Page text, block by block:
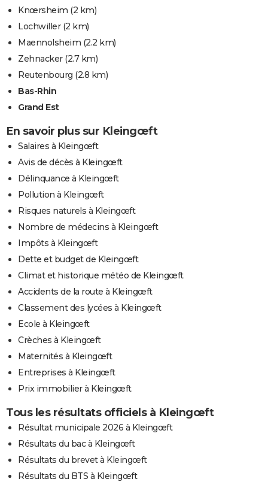
Knœrsheim (2 km)
Lochwiller(2 km)
Maennolsheim (2.2 km)
Zehnacker(2.7 km)
Reutenbourg (2.8 km)
Bas-Rhin
Grand Est
En savoir plus sur Kleingœft
Salaires à Kleingœft
Avis de décès à Kleingœft
Délinquance à Kleingœft
Pollution à Kleingœft
Risques naturels à Kleingœft
Nombre de médecins à Kleingœft
Impôts à Kleingœft
Dette et budget de Kleingœft
Climat et historique météo de Kleingœft
Accidents de la route à Kleingœft
Classement des lycées à Kleingœft
Ecole à Kleingœft
Crèches à Kleingœft
Maternités à Kleingœft
Entreprises à Kleingœft
Prix immobilier à Kleingœft
Tous les résultats officiels à Kleingœft
Résultat municipale 2026 à Kleingœft
Résultats du bac à Kleingœft
Résultats du brevet à Kleingœft
Résultats du BTS à Kleingœft